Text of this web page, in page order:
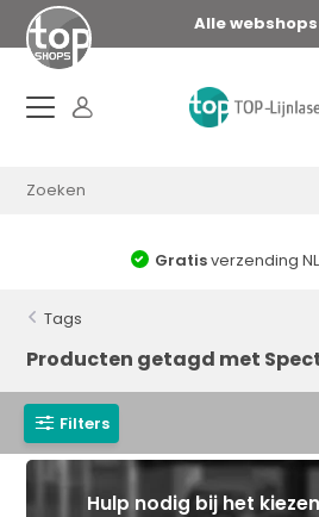
Alle webshops
Gratisverzending
Tags
Producten getagd met
Filters
Hulp nodig bij het